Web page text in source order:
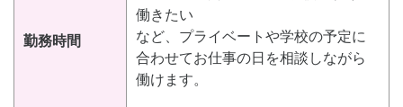
勤務時間
働きたい
など、プライベートや学校の予定に
合わせてお仕事の日を相談しながら
働けます。